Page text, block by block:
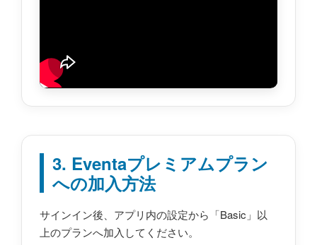
3. Eventaプレミアムプラン
への加入方法
サインイン後、アプリ内の設定から「Basic」以
上のプランへ加入してください。